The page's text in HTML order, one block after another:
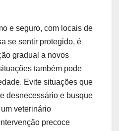
e seguro, com locais de
se sentir protegido, é
gradual a novos
também pode
Evite situações que
desnecessário e busque
veterinário
precoce